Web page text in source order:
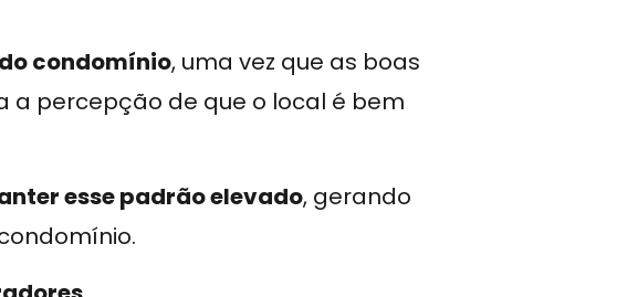
condomínio, uma vez que as boas
percepção de que o local é bem
esse padrão elevado, gerando